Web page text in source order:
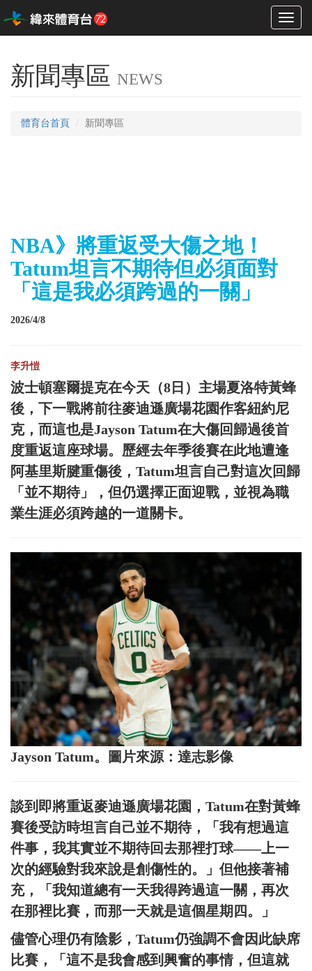
Toggle
新聞專區 NEWS
體育台首頁 新聞專區
NBA》將重返受大傷之地！
Tatum坦言不期待但必須面對
「這是我必須跨過的一關」
2026/4/8
李升愷
波士頓塞爾提克在今天（8日）主場夏洛特黃蜂
後，下一戰將前往麥迪遜廣場花園作客紐約尼
克，而這也是Jayson Tatum在大傷回歸過後首
度重返這座球場。歷經去年季後賽在此地遭逢
阿基里斯腱重傷後，Tatum坦言自己對這次回歸
「並不期待」，但仍選擇正面迎戰，並視為職
業生涯必須跨越的一道關卡。
Jayson Tatum。圖片來源：達志影像
談到即將重返麥迪遜廣場花園，Tatum在對黃蜂
賽後受訪時坦言自己並不期待，「我有想過這
件事，我其實並不期待回去那裡打球——上一
次的經驗對我來說是創傷性的。」但他接著補
充，「我知道總有一天我得跨過這一關，再次
在那裡比賽，而那一天就是這個星期四。」
儘管心理仍有陰影，Tatum仍強調不會因此缺席
比賽，「這不是我會感到興奮的事情，但這就